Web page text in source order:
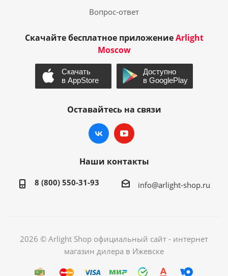
Вопрос-ответ
Скачайте бесплатное приложениеArlight
Moscow
Оставайтесь на связи
Наши контакты
8 (800) 550-31-93 info@arlight-shop.ru
2026 © Arlight Shop официальный сайт - интернет
магазин дилера в Ижевске